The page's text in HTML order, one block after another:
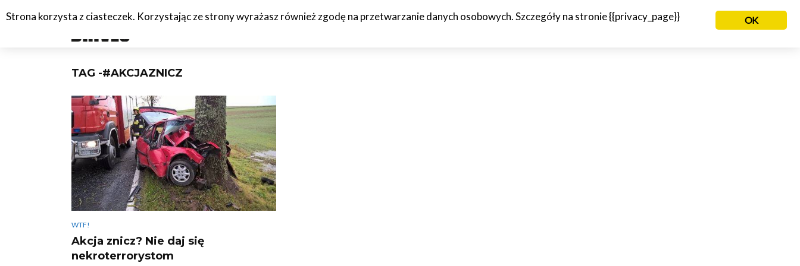
CZTERY KÓŁKA JAZDA PRÓBNA WTF! O MNIE
TAG -#AKCJAZNICZ
WTF!
Akcja znicz? Nie daj się
nekroterrorystom
OK
Strona korzysta z ciasteczek. Korzystając ze strony wyrażasz również zgodę na przetwarzanie danych osobowych. Szczegóły na stronie {{privacy_page}}